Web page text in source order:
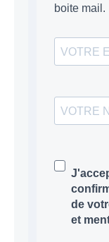
boite mail.
de
et